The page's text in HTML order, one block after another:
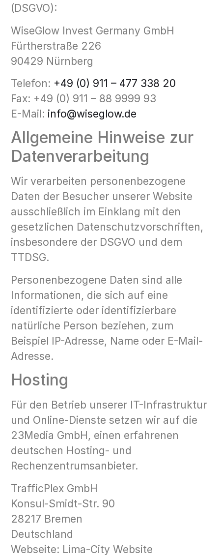
(DSGVO):
WiseGlow Invest Germany GmbH
Fürtherstraße 226
90429 Nürnberg
Telefon: +49 (0) 911 – 477 338 20
Fax: +49 (0) 911 – 88 9999 93
E-Mail: info@wiseglow.de
Allgemeine Hinweise zur
Datenverarbeitung
Wir verarbeiten personenbezogene
Daten der Besucher unserer Website
ausschließlich im Einklang mit den
gesetzlichen Datenschutzvorschriften,
insbesondere der DSGVO und dem
TTDSG.
Personenbezogene Daten sind alle
Informationen, die sich auf eine
identifizierte oder identifizierbare
natürliche Person beziehen, zum
Beispiel IP-Adresse, Name oder E-Mail-
Adresse.
Hosting
Für den Betrieb unserer IT-Infrastruktur
und Online-Dienste setzen wir auf die
23Media GmbH, einen erfahrenen
deutschen Hosting- und
Rechenzentrumsanbieter.
TrafficPlex GmbH
Konsul-Smidt-Str. 90
28217 Bremen
Deutschland
Webseite: Lima-City Website